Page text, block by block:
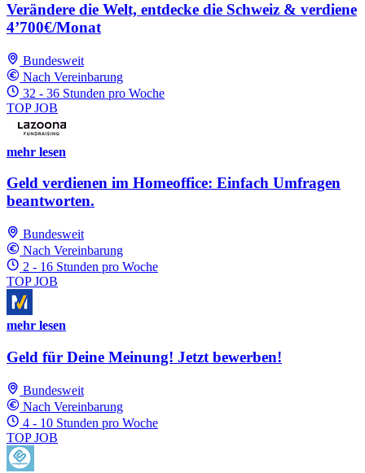
Verändere die Welt, entdecke die Schweiz & verdiene
4’700€/Monat
Bundesweit
Nach Vereinbarung
32 - 36 Stunden pro Woche
TOP JOB
mehr lesen
Geld verdienen im Homeoffice: Einfach Umfragen
beantworten.
Bundesweit
Nach Vereinbarung
2 - 16 Stunden pro Woche
TOP JOB
mehr lesen
Geld für Deine Meinung! Jetzt bewerben!
Bundesweit
Nach Vereinbarung
4 - 10 Stunden pro Woche
TOP JOB